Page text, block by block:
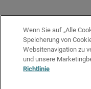
Wenn Sie auf „Alle
Speicherung von
Websitenavigation zu
und unsere
Richtlinie